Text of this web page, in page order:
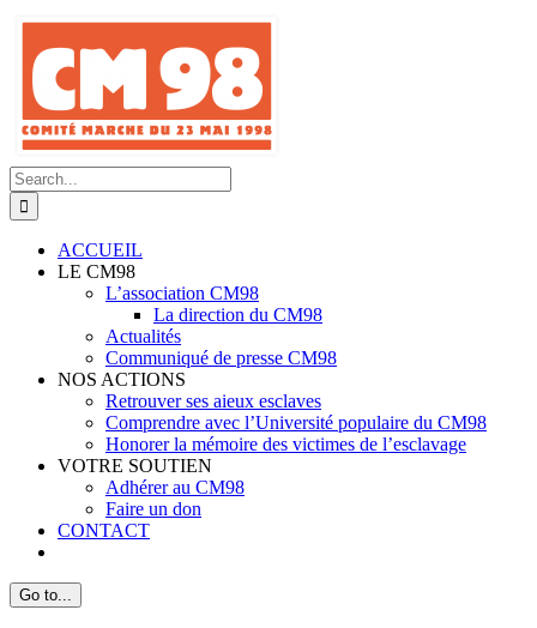
Skip
content
Search
for:
ACCUEIL
LE CM98
L’association CM98
La direction du CM98
Actualités
Communiqué de presse CM98
NOS ACTIONS
Retrouver ses aieux esclaves
Comprendre avec l’Université populaire du CM98
Honorer la mémoire des victimes de l’esclavage
VOTRE SOUTIEN
Adhérer au CM98
Faire un don
CONTACT
Go to...